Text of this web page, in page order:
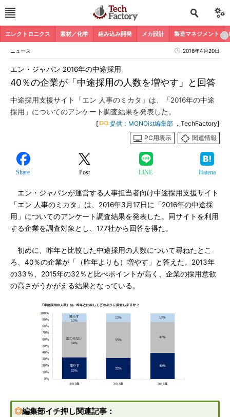
エレクトロニクス 素材／化学 組み込み開発 メカ設計 製造マネジメント
ニュース 2016年4月20日
40％の企業が「中途採用の人数を増やす」と回答
エン・ジャパン 2016年の中途採用
中途採用支援サイト「エン 人事のミカタ」は、「2016年の中途
採用」についてのアンケート調査結果を発表した。
[ 提供：MONOist編集部 ，TechFactory]
PC用表示
関連情報
Share Post LINE Hatena
エン・ジャパンが運営する人事担当者向け中途採用支援サイト
「エン 人事のミカタ」は、2016年3月17日に「2016年の中途採
用」についてのアンケート調査結果を発表した。同サイトを利用
する企業を調査対象とし、177社から回答を得た。
初めに、昨年と比較した中途採用の人数について尋ねたとこ
ろ、40％の企業が「（昨年よりも）増やす」と答えた。2013年
の33％、2015年の32％と比べポイントが高く、企業の採用意欲
の高さがうかがえる結果となっている。
◎編集部イチ押し関連記事：